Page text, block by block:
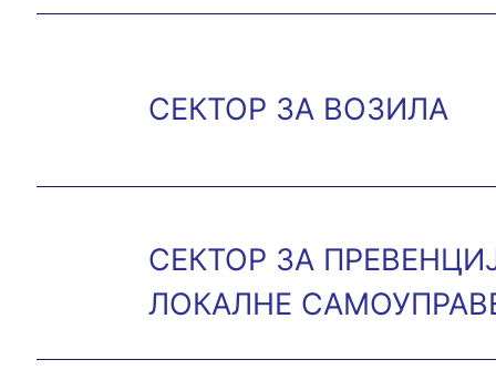
СЕКТОР ЗА ВОЗИЛА
СЕКТОР ЗА
ЛОКАЛНЕ